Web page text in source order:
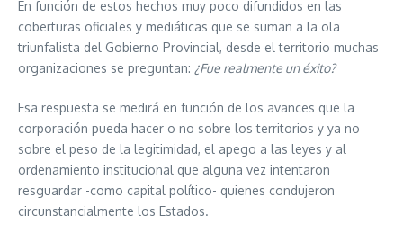
En función de estos hechos muy poco difundidos en las
coberturas oficiales y mediáticas que se suman a la ola
triunfalista del Gobierno Provincial, desde el territorio muchas
organizaciones se preguntan: ¿Fue realmente un éxito?
Esa respuesta se medirá en función de los avances que la
corporación pueda hacer o no sobre los territorios y ya no
sobre el peso de la legitimidad, el apego a las leyes y al
ordenamiento institucional que alguna vez intentaron
resguardar -como capital político- quienes condujeron
circunstancialmente los Estados.